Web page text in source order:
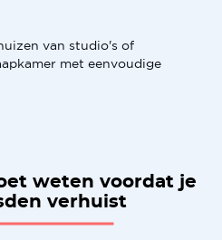
van studio's of
met eenvoudige
weten voordat je
verhuist